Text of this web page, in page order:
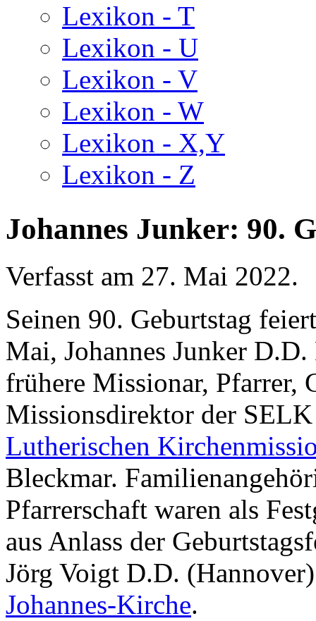
Lexikon - T
Lexikon - U
Lexikon - V
Lexikon - W
Lexikon - X,Y
Lexikon - Z
Johannes Junker: 90.
Verfasst am 27. Mai 2022.
Seinen 90. Geburtstag
Mai, Johannes Junker
frühere Missionar, Pfarrer,
Missionsdirektor der
Lutherischen
Bleckmar.
Pfarrerschaft waren als
aus Anlass der
Jörg Voigt D.D.
Johannes-Kirche.